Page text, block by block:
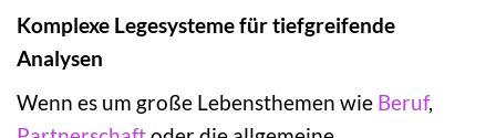
Komplexe Legesysteme für tiefgreifende
Analysen
Wenn es um große Lebensthemen wie Beruf,